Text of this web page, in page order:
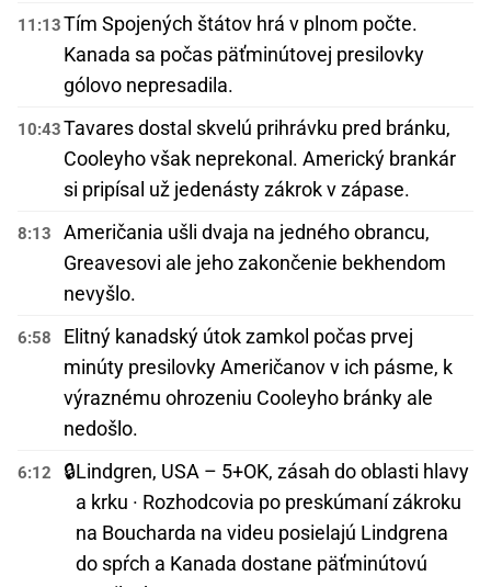
11:13Tím Spojených štátov hrá v plnom počte.
Kanada sa počas päťminútovej presilovky
gólovo nepresadila.
10:43Tavares dostal skvelú prihrávku pred bránku,
Cooleyho však neprekonal. Americký brankár
si pripísal už jedenásty zákrok v zápase.
8:13
Američania ušli dvaja na jedného obrancu,
Greavesovi ale jeho zakončenie bekhendom
nevyšlo.
6:58
Elitný kanadský útok zamkol počas prvej
minúty presilovky Američanov v ich pásme, k
výraznému ohrozeniu Cooleyho bránky ale
nedošlo.
6:12 🔒Lindgren, USA – 5+OK, zásah do oblasti hlavy
a krku · Rozhodcovia po preskúmaní zákroku
na Boucharda na videu posielajú Lindgrena
do spŕch a Kanada dostane päťminútovú